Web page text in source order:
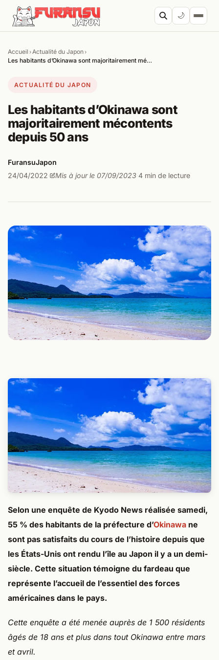
Aller au contenu
🌙
Accueil ›Actualité du Japon›
Les habitants d’Okinawa sont majoritairement mé…
ACTUALITÉ DU JAPON
Les habitants d’Okinawa sont
majoritairement mécontents
depuis 50 ans
FuransuJapon
24/04/2022· Mis à jour le 07/09/2023·4 min de lecture
Selon une enquête de Kyodo News réalisée samedi,
55 % des habitants de la préfecture d’Okinawa ne
sont pas satisfaits du cours de l’histoire depuis que
les États-Unis ont rendu l’île au Japon il y a un demi-
siècle. Cette situation témoigne du fardeau que
représente l’accueil de l’essentiel des forces
américaines dans le pays.
Cette enquête a été menée auprès de 1 500 résidents
âgés de 18 ans et plus dans tout Okinawa entre mars
et avril.